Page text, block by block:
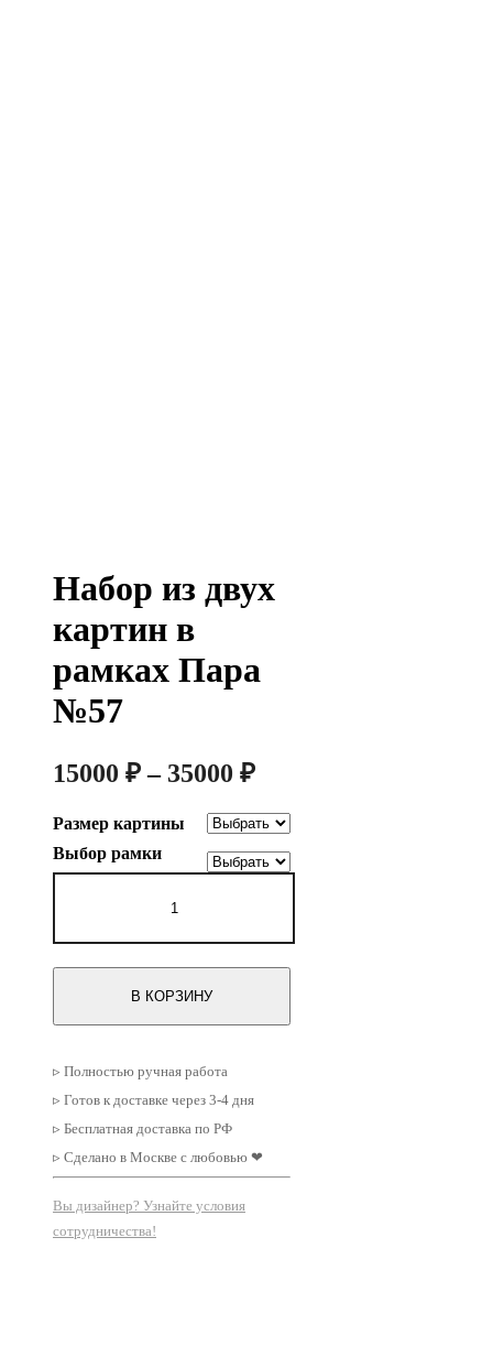
Набор из двух
картин в
рамках Пара
№57
15000 ₽ – 35000 ₽Диапазон
15000 ₽
–
Размер картины
Выбор рамки
товара
из
в
рамках
В КОРЗИНУ
▹ Полностью ручная работа
▹ Готов к доставке через 3-4 дня
▹ Бесплатная доставка по РФ
▹ Сделано в Москве с любовью ❤
Вы дизайнер? Узнайте условия
сотрудничества!